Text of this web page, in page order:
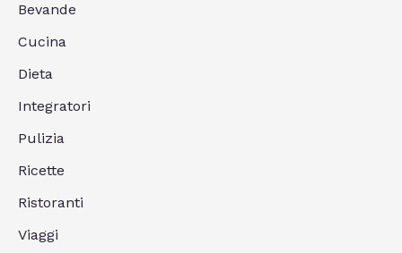
Bevande
Cucina
Dieta
Integratori
Pulizia
Ricette
Ristoranti
Viaggi